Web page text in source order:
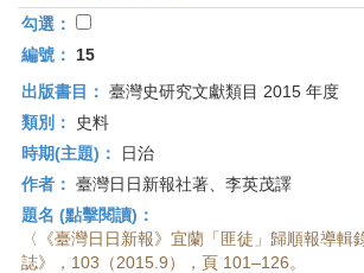
勾選：
編號：
15
出版書目： 臺灣史研究文獻類目 2015 年度
類別：
史料
時期(主題)：
日治
作者： 臺灣日日新報社著、李英茂譯
題名 (點擊閱讀)：
〈《臺灣日日新報》宜蘭「匪徒」歸順報導輯
誌》，103（2015.9），頁 101–126。